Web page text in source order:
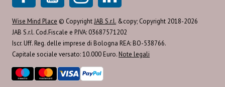
Wise Mind Place © CopyrightJAB S.r.l. &copy; Copyright 2018-2026
JAB S.r.l. Cod.Fiscale e P.IVA: 03687571202
Iscr. Uff. Reg. delle imprese di Bologna REA: BO-538766.
Capitale sociale versato: 10.000 Euro.Note legali